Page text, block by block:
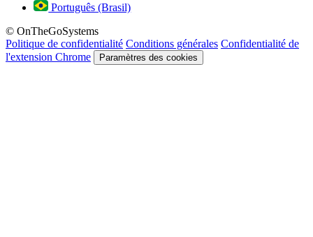
Português (Brasil)
© OnTheGoSystems
Politique de confidentialité Conditions générales Confidentialité de
l'extension Chrome
Paramètres des cookies